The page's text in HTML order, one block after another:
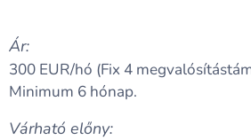
Ár:
300 EUR/hó (Fix 4
Minimum 6 hónap.
Várható előny: